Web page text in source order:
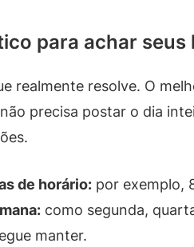
para achar
realmente resolve. O
precisa postar o dia
de horário: por exemplo,
como segunda,
manter.